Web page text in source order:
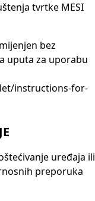
tvrtke MESI
bez
uputa za uporabu
instructions-for-
uređaja ili
preporuka